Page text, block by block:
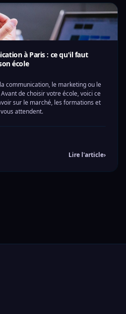
à Paris : ce qu'il faut
école
communication, le marketing ou le
de choisir votre école, voici ce
sur le marché, les formations et
attendent.
Lire l'article›